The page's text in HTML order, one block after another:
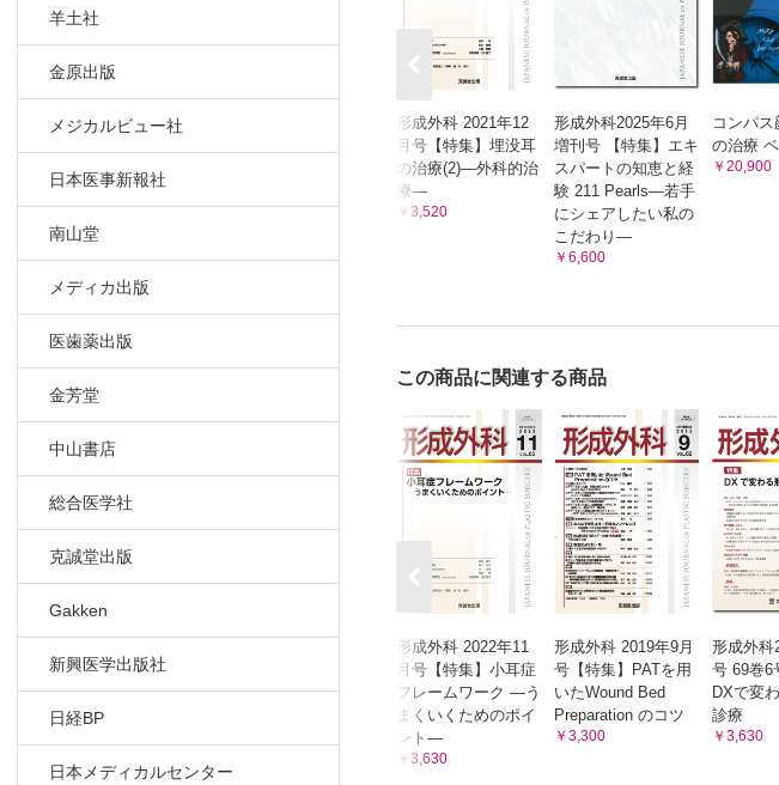
羊土社
金原出版
メジカルビュー社
日本医事新報社
南山堂
メディカ出版
医歯薬出版
金芳堂
中山書店
総合医学社
克誠堂出版
Gakken
新興医学出版社
日経BP
日本メディカルセンター
形成外科 2021年12
月号【特集】埋没耳
の治療(2)―外科的治
療―
￥3,520
形成外科2025年6月
増刊号 【特集】エキ
スパートの知恵と経
験 211 Pearls―若手
にシェアしたい私の
こだわり―
￥6,600
コンパ
の治療
￥20,900
この商品に関連する商品
形成外科 2022年11
月号【特集】小耳症
フレームワーク ―う
まくいくためのポイ
ント―
￥3,630
形成外科 2019年9月
号【特集】PATを用
いたWound Bed
Preparation のコツ
￥3,300
形成外科
号 69巻6
DXで変
診療
￥3,630